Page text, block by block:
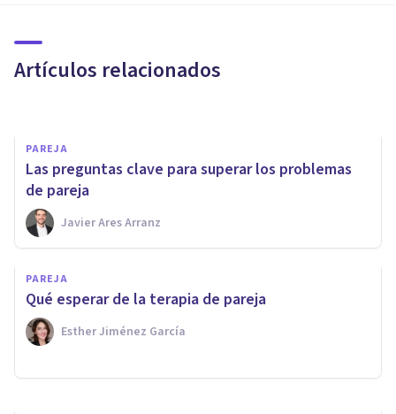
Artículos relacionados
usar con tus amigos o pareja
PAREJA
Las preguntas clave para superar los problemas
de pareja
Javier Ares Arranz
PAREJA
Qué esperar de la terapia de pareja
Esther Jiménez García
Las 5 claves para ser feliz con
tu pareja (y cómo potenciarlas)